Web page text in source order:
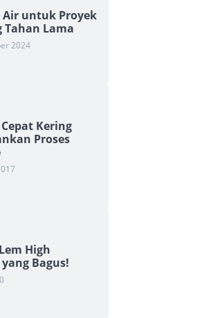
Air untuk Proyek
Tahan Lama
2024
Kering
Proses
High
Bagus!